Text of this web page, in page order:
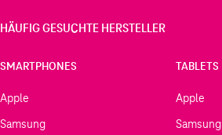
HÄUFIG GESUCHTE HERSTELLER
SMARTPHONES
Apple
Samsung
TABLETS
Apple
Samsung